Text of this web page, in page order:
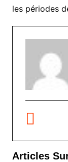
les périodes
Articles